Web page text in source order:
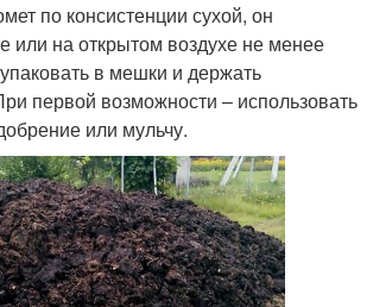
по консистенции сухой, он
или на открытом воздухе не менее
в мешки и держать
первой возможности – использовать
или мульчу.